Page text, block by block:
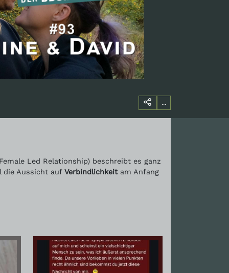
...
Led Relationship) beschreibt es ganz
die Aussicht auf Verbindlichkeitam Anfang